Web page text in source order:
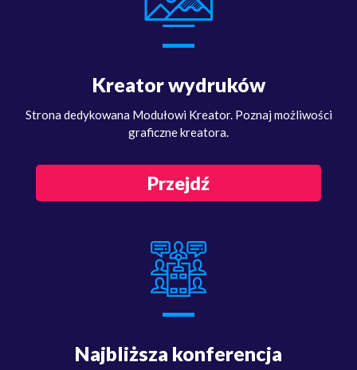
Kreator wydruków
Strona dedykowana Modułowi Kreator. Poznaj możliwości
graficzne kreatora.
Przejdź
Najbliższa konferencja